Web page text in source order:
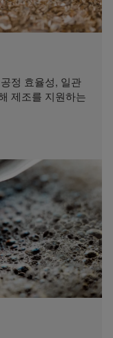
정 효율성, 일관
제조를 지원하는